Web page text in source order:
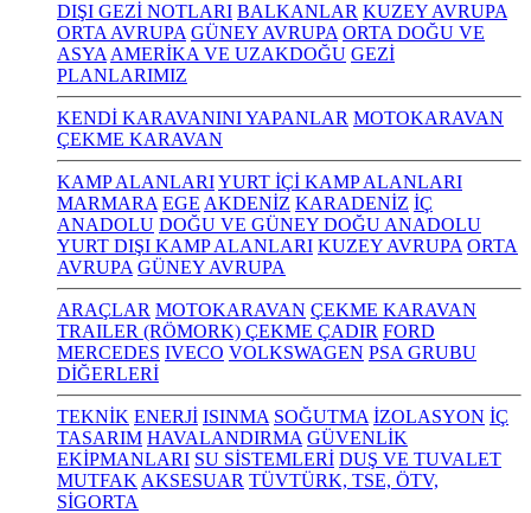
DIŞI GEZİ NOTLARI BALKANLAR KUZEY AVRUPA
ORTA AVRUPA GÜNEY AVRUPA ORTA DOĞU VE
ASYA AMERİKA VE UZAKDOĞU GEZİ
PLANLARIMIZ
KENDİ KARAVANINI YAPANLAR MOTOKARAVAN
ÇEKME KARAVAN
KAMP ALANLARIYURT İÇİ KAMP ALANLARI
MARMARA EGE AKDENİZ KARADENİZ İÇ
ANADOLU DOĞU VE GÜNEY DOĞU ANADOLU
YURT DIŞI KAMP ALANLARI KUZEY AVRUPA ORTA
AVRUPA GÜNEY AVRUPA
ARAÇLAR MOTOKARAVAN ÇEKME KARAVAN
TRAILER (RÖMORK) ÇEKME ÇADIR FORD
MERCEDES IVECO VOLKSWAGEN PSA GRUBU
DİĞERLERİ
TEKNİK ENERJİ ISINMA SOĞUTMA İZOLASYON İÇ
TASARIM HAVALANDIRMA GÜVENLİK
EKİPMANLARI SU SİSTEMLERİ DUŞ VE TUVALET
MUTFAK AKSESUAR TÜVTÜRK, TSE, ÖTV,
SİGORTA